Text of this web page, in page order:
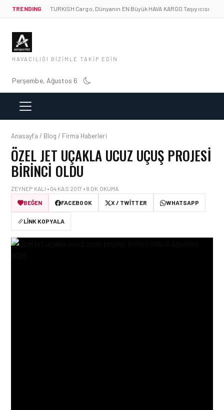
TRENDING TURKISH Cargo, Dünyanın EN Büyük HAVA KARGO Taşıyıcısı
HAVACILIĞI BIZIMLE TAKIP EDIN
Perşembe, Ağustos 6
Anasayfa / Blog / Firma Haberleri
ÖZEL JET UÇAKLA UCUZ UÇUŞ PROJESI
BIRINCI OLDU
ZEYNEP KALI • 04 KAS 2017 • 8 DK OKUMA
BEĞEN
FACEBOOK X / TWITTER WHATSAPP
LINK KOPYALA